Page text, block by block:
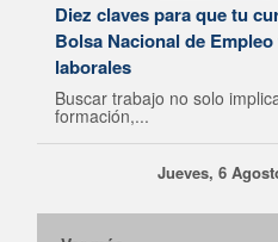
Diez claves para que tu
Bolsa Nacional de
laborales
Buscar trabajo no solo
formación,...
Jueves, 6